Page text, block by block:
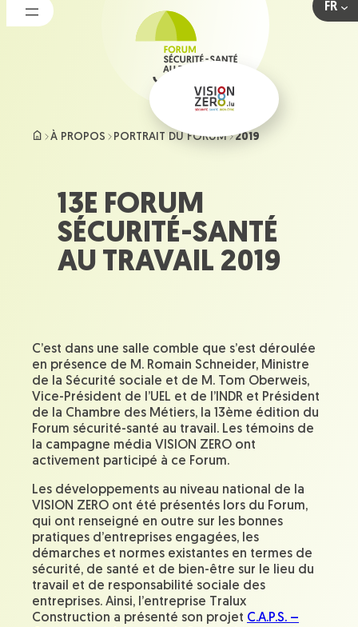
Aller
au
FR
À PROPOS PORTRAIT DU FORUM 2019
13E FORUM
SÉCURITÉ-SANTÉ
AU TRAVAIL 2019
C’est dans une salle comble que s’est déroulée
en présence de M. Romain Schneider, Ministre
de la Sécurité sociale et de M. Tom Oberweis,
Vice-Président de l’UEL et de l’INDR et Président
de la Chambre des Métiers, la 13ème édition du
Forum sécurité-santé au travail. Les témoins de
la campagne média VISION ZERO ont
activement participé à ce Forum.
Les développements au niveau national de la
VISION ZERO ont été présentés lors du Forum,
qui ont renseigné en outre sur les bonnes
pratiques d’entreprises engagées, les
démarches et normes existantes en termes de
sécurité, de santé et de bien-être sur le lieu du
travail et de responsabilité sociale des
entreprises. Ainsi, l’entreprise Tralux
Construction a présenté son projet C.A.P.S. –